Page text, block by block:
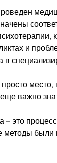
и
в
просто
важно
– это
методы